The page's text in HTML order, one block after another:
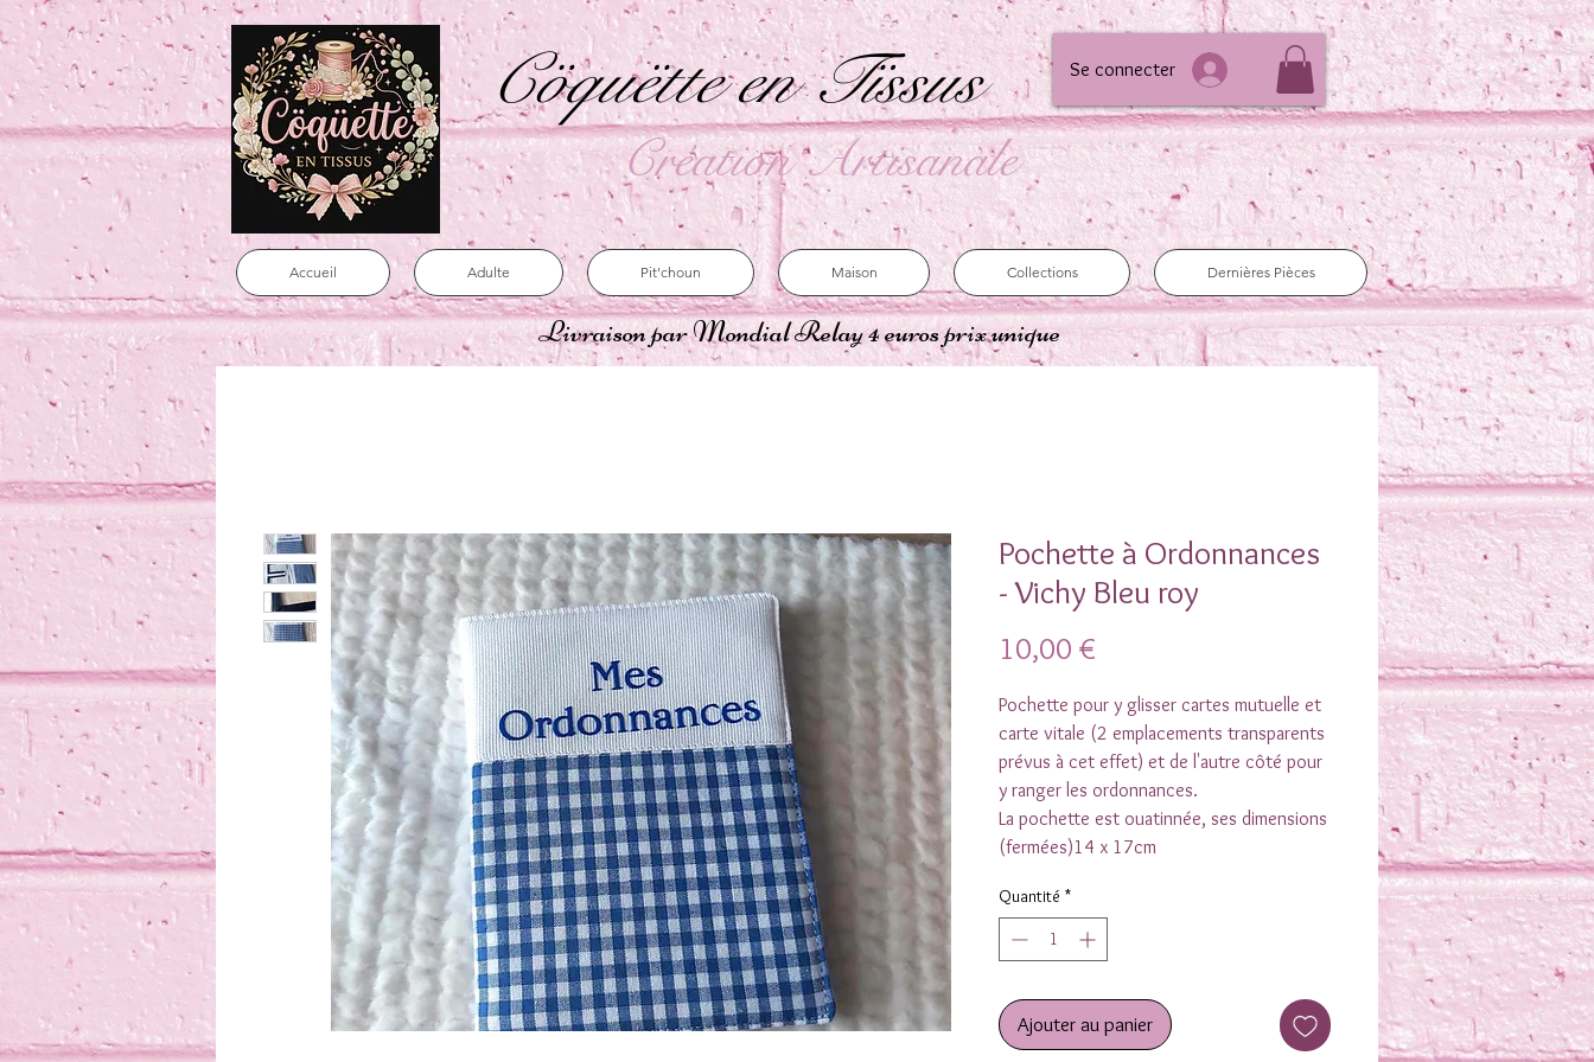
Cöquëtte en Tïssus Se connecter
Création Artisanale
Accueil Adulte Pit'choun Maison Collections Dernières Pièces
Livraison par Mondial Relay 4 euros prix unique
Pochette à Ordonnances
- Vichy Bleu roy
10,00 €
Pochette pour y glisser cartes mutuelle et
carte vitale (2 emplacements transparents
prévus à cet effet) et de l'autre côté pour
y ranger les ordonnances.
La pochette est ouatinnée, ses dimensions
(fermées)14 x 17cm
Quantité *
Ajouter au panier